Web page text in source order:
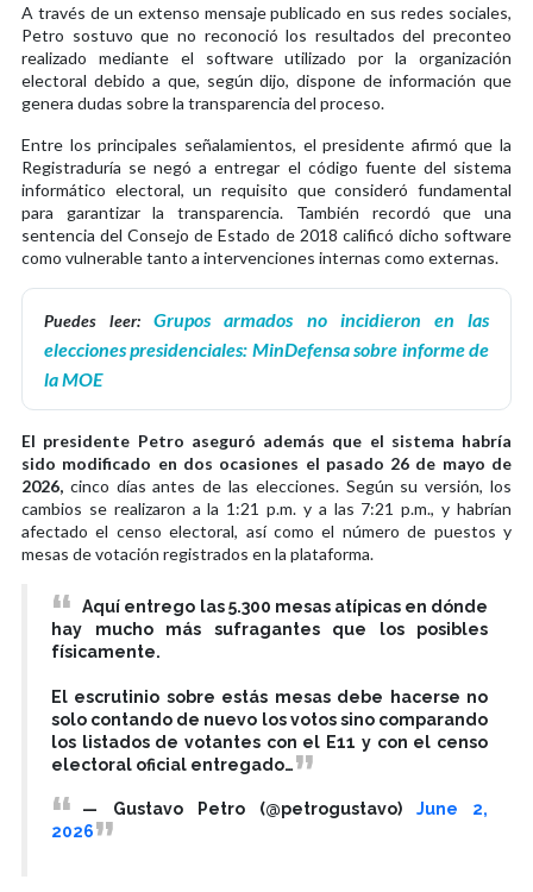
A través de un extenso mensaje publicado en sus redes sociales,
Petro sostuvo que no reconoció los resultados del preconteo
realizado mediante el software utilizado por la organización
electoral debido a que, según dijo, dispone de información que
genera dudas sobre la transparencia del proceso.
Entre los principales señalamientos, el presidente afirmó que la
Registraduría se negó a entregar el código fuente del sistema
informático electoral, un requisito que consideró fundamental
para garantizar la transparencia. También recordó que una
sentencia del Consejo de Estado de 2018 calificó dicho software
como vulnerable tanto a intervenciones internas como externas.
Puedes leer:Grupos armados no incidieron en las
elecciones presidenciales: MinDefensa sobre informe de
la MOE
El presidente Petro aseguró además que el sistema habría
sido modificado en dos ocasiones el pasado 26 de mayo de
2026, cinco días antes de las elecciones. Según su versión, los
cambios se realizaron a la 1:21 p.m. y a las 7:21 p.m., y habrían
afectado el censo electoral, así como el número de puestos y
mesas de votación registrados en la plataforma.
Aquí entrego las 5.300 mesas atípicas en dónde
hay mucho más sufragantes que los posibles
físicamente.
El escrutinio sobre estás mesas debe hacerse no
solo contando de nuevo los votos sino comparando
los listados de votantes con el E11 y con el censo
electoral oficial entregado…
— Gustavo Petro (@petrogustavo) June 2,
2026